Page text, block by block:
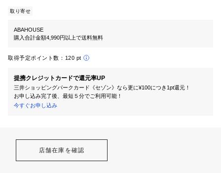
取り寄せ
ABAHOUSE
購入合計金額4,990円以上で送料無料
取得予定ポイント数： 120 pt
提携クレジットカードで還元率UP
三井ショッピングパークカード《セゾン》なら更に¥100につき1pt還元！
お申し込み完了後、最短５分でご利用可能！
今すぐお申し込み
店舗在庫を確認